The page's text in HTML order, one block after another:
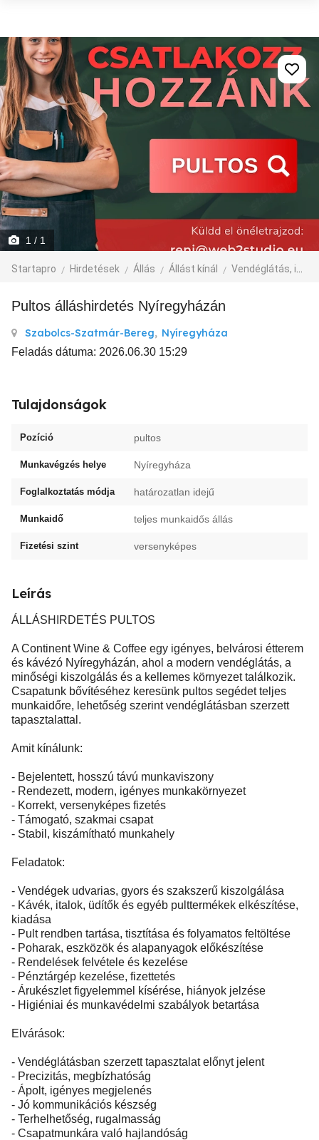
1 / 1
Startapro Hirdetések Állás Állást kínál Vendéglátás, idegenforgalom
Pultos álláshirdetés Nyíregyházán
Szabolcs-Szatmár-Bereg, Nyíregyháza
Feladás dátuma: 2026.06.30 15:29
Tulajdonságok
Pozíció pultos
Munkavégzés helye Nyíregyháza
Foglalkoztatás módja határozatlan idejű
Munkaidő teljes munkaidős állás
Fizetési szint versenyképes
Leírás
ÁLLÁSHIRDETÉS PULTOS
A Continent Wine & Coffee egy igényes, belvárosi étterem
és kávézó Nyíregyházán, ahol a modern vendéglátás, a
minőségi kiszolgálás és a kellemes környezet találkozik.
Csapatunk bővítéséhez keresünk pultos segédet teljes
munkaidőre, lehetőség szerint vendéglátásban szerzett
tapasztalattal.
Amit kínálunk:
- Bejelentett, hosszú távú munkaviszony
- Rendezett, modern, igényes munkakörnyezet
- Korrekt, versenyképes fizetés
- Támogató, szakmai csapat
- Stabil, kiszámítható munkahely
Feladatok:
- Vendégek udvarias, gyors és szakszerű kiszolgálása
- Kávék, italok, üdítők és egyéb pulttermékek elkészítése,
kiadása
- Pult rendben tartása, tisztítása és folyamatos feltöltése
- Poharak, eszközök és alapanyagok előkészítése
- Rendelések felvétele és kezelése
- Pénztárgép kezelése, fizettetés
- Árukészlet figyelemmel kísérése, hiányok jelzése
- Higiéniai és munkavédelmi szabályok betartása
Elvárások:
- Vendéglátásban szerzett tapasztalat előnyt jelent
- Precizitás, megbízhatóság
- Ápolt, igényes megjelenés
- Jó kommunikációs készség
- Terhelhetőség, rugalmasság
- Csapatmunkára való hajlandóság